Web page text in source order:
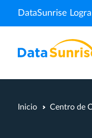
DataSunrise
Inicio Centro de